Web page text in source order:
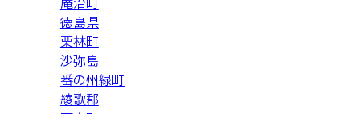
徳島県
栗林町
沙弥島
番の州緑町
綾歌郡